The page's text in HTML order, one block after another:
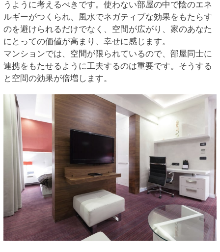
うように考えるべきです。使わない部屋の中で陰のエネ
ルギーがつくられ、風水でネガティブな効果をもたらす
のを避けられるだけでなく、空間が広がり、家のあなた
にとっての価値が高まり、幸せに感じます。
マンションでは、空間が限られているので、部屋同士に
連携をもたせるように工夫するのは重要です。そうする
と空間の効果が倍増します。